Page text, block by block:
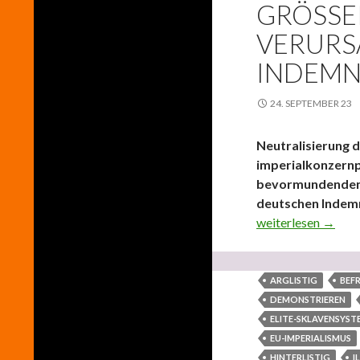
24. SEPTEMBER 23
Neutralisierung
deutschen
Neutralisierung
weiterlesen →
ARGLISTIG
DEMONSTRIEREN
ELITE-
EU-IMPERIALISMUS
HINTERLISTIG